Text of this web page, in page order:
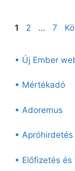
Oldal
1 Oldal
2 … Oldal
7
• Új Ember
• Mértékadó
• Adoremus
•
• Előfizetés